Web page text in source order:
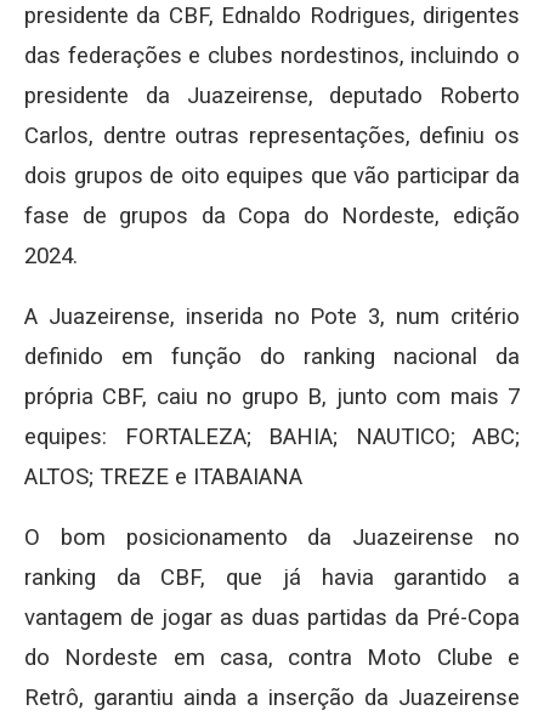
presidente da CBF, Ednaldo Rodrigues, dirigentes
das federações e clubes nordestinos, incluindo o
presidente da Juazeirense, deputado Roberto
Carlos, dentre outras representações, definiu os
dois grupos de oito equipes que vão participar da
fase de grupos da Copa do Nordeste, edição
2024.
A Juazeirense, inserida no Pote 3, num critério
definido em função do ranking nacional da
própria CBF, caiu no grupo B, junto com mais 7
equipes: FORTALEZA; BAHIA; NAUTICO; ABC;
ALTOS; TREZE e ITABAIANA
O bom posicionamento da Juazeirense no
ranking da CBF, que já havia garantido a
vantagem de jogar as duas partidas da Pré-Copa
do Nordeste em casa, contra Moto Clube e
Retrô, garantiu ainda a inserção da Juazeirense